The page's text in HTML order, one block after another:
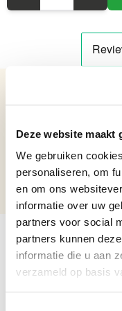
Deze website maakt
We gebruiken
personaliseren, om
en om ons
informatie over uw
partners voor social
partners kunnen
informatie die u aan
verzameld op basis
Porseleinen Twee laags
Hoogte: 57.5 cm
Breedte: 28.7 cm
Lengte: 57 cm